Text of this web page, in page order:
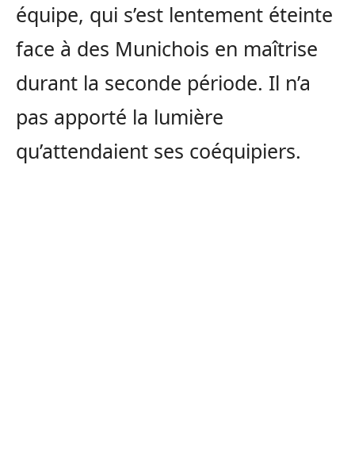
équipe, qui s’est lentement éteinte
face à des Munichois en maîtrise
durant la seconde période. Il n’a
pas apporté la lumière
qu’attendaient ses coéquipiers.